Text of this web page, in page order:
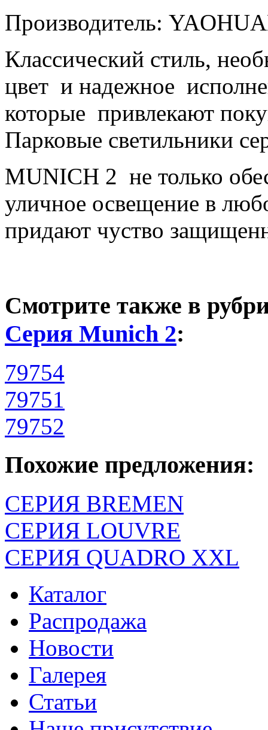
Производитель:
Классический стиль,
цвет и надежное
которые привлекают
Парковые светильники
MUNICH 2 не только
уличное освещение в
придают чуство
Смотрите также в
Серия Munich 2:
79754
79751
79752
Похожие предложения:
СЕРИЯ BREMEN
СЕРИЯ LOUVRE
СЕРИЯ QUADRO XXL
Каталог
Распродажа
Новости
Галерея
Статьи